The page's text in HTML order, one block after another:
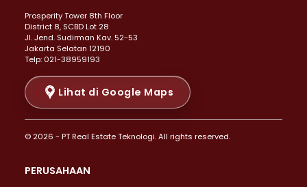
Properti Dijual di Menteng >
Properti Dijual di Senen >
Properti Dijual di Tanah Abang >
Properti Dijual di Cikini >
Properti Dijual di Kramat >
Properti Dijual di Pasar Baru >
Properti Dijual di Bendungan Hilir >
Properti Dijual di Jakarta Selatan >
Properti Dijual di Lebak Bulus >
Prosperity Tower 8th Floor
District 8, SCBD Lot 28
JI. Jend. Sudirman Kav. 52-53
Jakarta Selatan 12190
Telp: 021-38959193
Lihat di Google Maps
© 2026 - PT Real Estate Teknologi. All rights reserved.
PERUSAHAAN